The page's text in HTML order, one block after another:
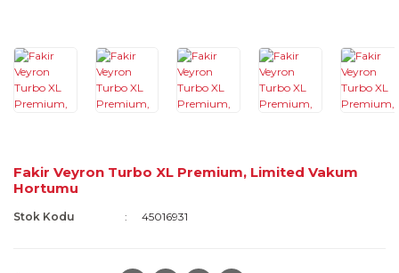
Fakir Veyron Turbo XL Premium, Limited Vakum
Hortumu
Stok Kodu 45016931